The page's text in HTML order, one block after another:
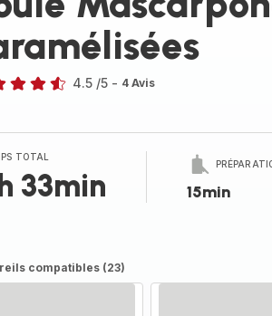
4.5 /5 - 4 Avis
TOTAL
33min 15min
compatibles (23)